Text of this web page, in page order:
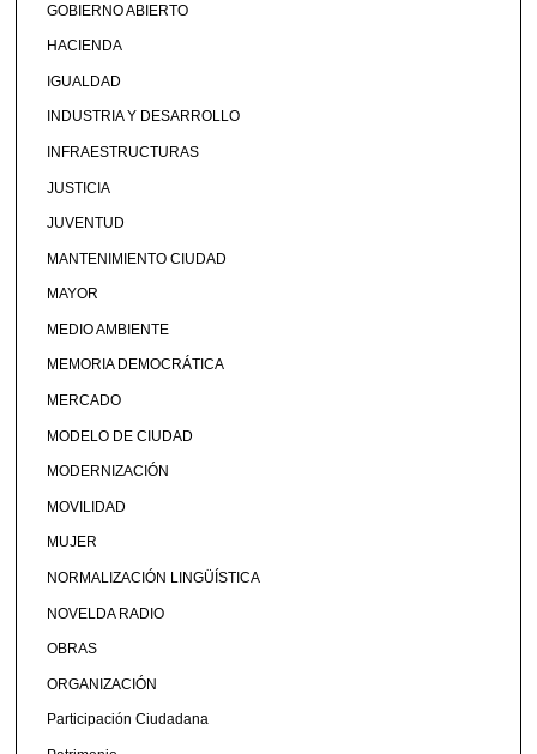
GOBIERNO ABIERTO
HACIENDA
IGUALDAD
INDUSTRIA Y DESARROLLO
INFRAESTRUCTURAS
JUSTICIA
JUVENTUD
MANTENIMIENTO CIUDAD
MAYOR
MEDIO AMBIENTE
MEMORIA DEMOCRÁTICA
MERCADO
MODELO DE CIUDAD
MODERNIZACIÓN
MOVILIDAD
MUJER
NORMALIZACIÓN LINGÜÍSTICA
NOVELDA RADIO
OBRAS
ORGANIZACIÓN
Participación Ciudadana